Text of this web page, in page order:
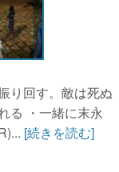
回す。敵は死ぬ
・一緒に末永